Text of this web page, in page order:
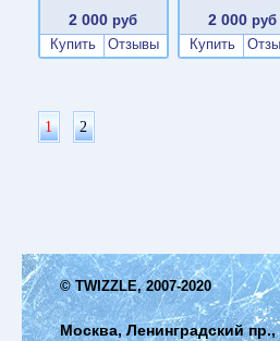
2 000 руб
Купить
Отзывы
2 000 руб
Купить
1 2
© TWIZZLE, 2007-2020
Москва, Ленинградский пр.,